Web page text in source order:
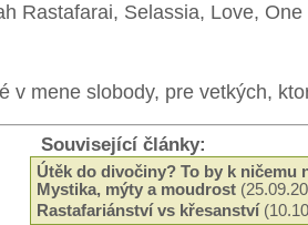
Rastafarai, Selassia, Love, One
v mene slobody, pre vetkých,
Související články:
Útěk do divočiny? To by k ničemu
Mystika, mýty a moudrost
Rastafariánství vs křesanství